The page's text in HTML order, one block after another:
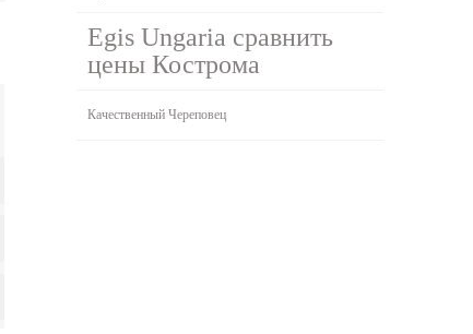
Egis Ungaria сравнить
цены Кострома
Качественный Череповец